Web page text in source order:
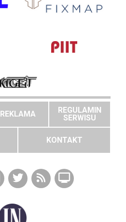
REKLAMA
REGULAMIN
SERWISU
KONTAKT